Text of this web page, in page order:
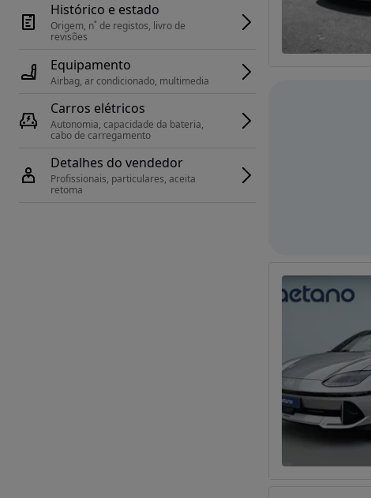
Histórico e estado
Origem, n˚ de registos, livro de
revisões
Equipamento
Airbag, ar condicionado, multimedia
Carros elétricos
Autonomia, capacidade da bateria,
cabo de carregamento
Detalhes do vendedor
Profissionais, particulares, aceita
retoma